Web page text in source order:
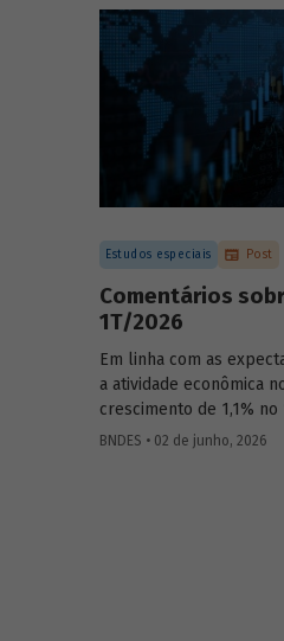
Estudos especiais Post
Comentários
1T/2026
Em linha com as
a atividade econômica
crescimento de 1,1% no
comparação com o
BNDES • 02 de junho, 2026